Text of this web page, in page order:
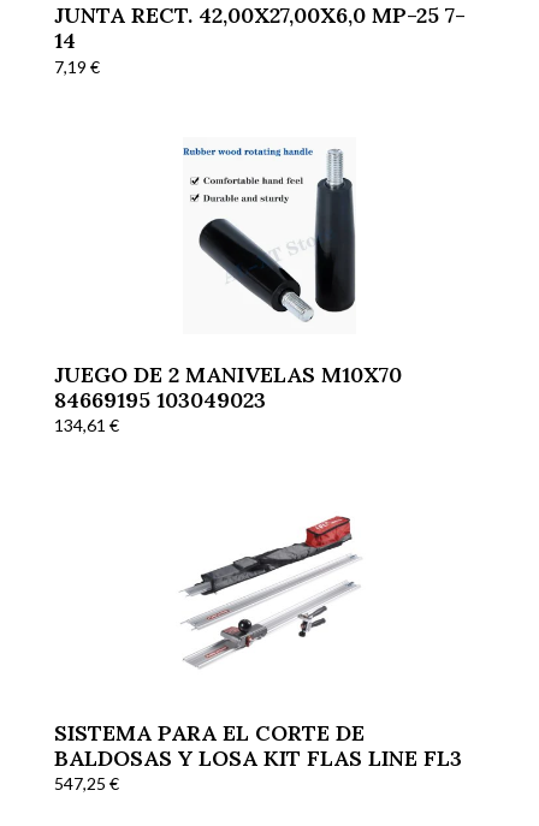
JUNTA RECT. 42,00X27,00X6,0 MP-25 7-
14
7,19 €
JUEGO DE 2 MANIVELAS M10X70
84669195 103049023
134,61 €
SISTEMA PARA EL CORTE DE
BALDOSAS Y LOSA KIT FLAS LINE FL3
547,25 €